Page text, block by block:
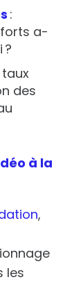
:
a-
?
taux
des
à la
,
les